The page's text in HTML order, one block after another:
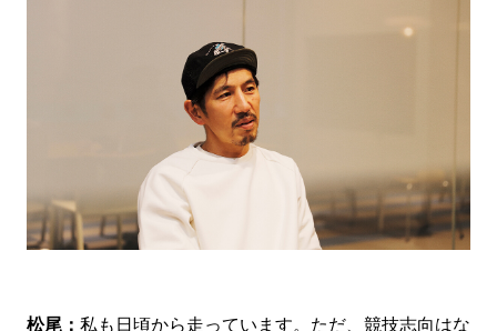
松尾： 私も日頃から走っています。ただ、競技志向はな